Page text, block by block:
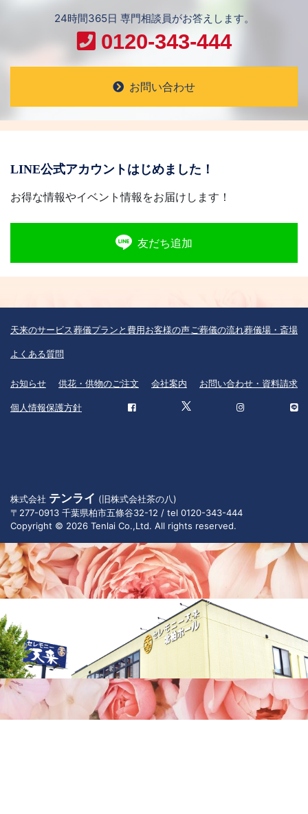
24時間365日 専門相談員がお答えします。
0120-343-444
お問い合わせ
LINE公式アカウントはじめました！
お得な情報やイベント情報をお届けします！
友だち追加
天来のサービス葬儀プランと費用お客様の声 ご葬儀の流れ葬儀場・斎場
よくある質問
お知らせ 供花・供物のご注文 会社案内 お問い合わせ・資料請求
個人情報保護方針
株式会社 テンライ (旧株式会社茶の八)
〒277-0913 千葉県柏市五條谷32-12 / tel 0120-343-444
Copyright © 2026 Tenlai Co.,Ltd. All rights reserved.